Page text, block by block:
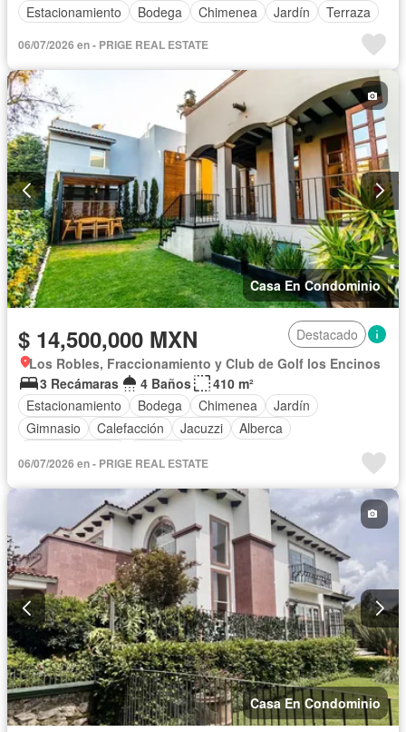
Estacionamiento
Bodega Chimenea Jardín Terraza
06/07/2026 en - PRIGE REAL ESTATE
Casa En Condominio
$ 14,500,000 MXN
Destacado
Los Robles, Fraccionamiento y Club de Golf los Encinos
3 Recámaras
4 Baños
410 m²
Estacionamiento
Bodega Chimenea
Jardín
Gimnasio
Calefacción Jacuzzi
Alberca
06/07/2026 en - PRIGE REAL ESTATE
Casa En Condominio